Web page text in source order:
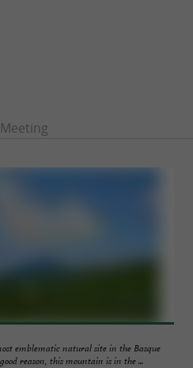
Meeting
emblematic natural site in the Basque
reason, this mountain is in the ...